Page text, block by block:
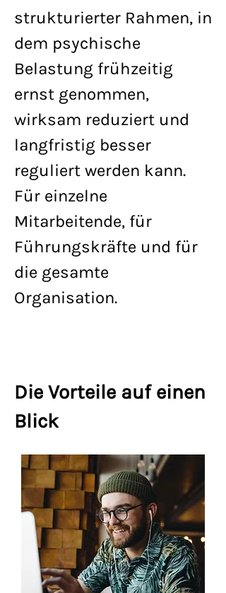
strukturierter Rahmen, in
dem psychische
Belastung frühzeitig
ernst genommen,
wirksam reduziert und
langfristig besser
reguliert werden kann.
Für einzelne
Mitarbeitende, für
Führungskräfte und für
die gesamte
Organisation.
Die Vorteile auf einen
Blick